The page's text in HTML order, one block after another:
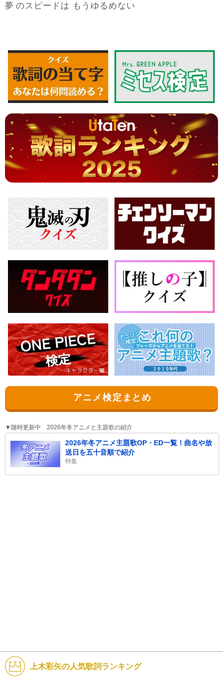
夢 のスピードは もうゆるめない
アニメ検定まとめ
▼随時更新中 2026年冬アニメと主題歌の紹介
2026年冬アニメ主題歌OP・ED一覧！曲名や放
送日を五十音順で紹介
特集
上木彩矢の人気歌詞ランキング